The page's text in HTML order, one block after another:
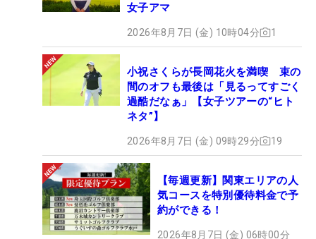
女子アマ
2026年8月7日 (金) 10時04分 1
小祝さくらが長岡花火を満喫 束の
間のオフも最後は「見るってすごく
過酷だなぁ」【女子ツアーの“ヒト
ネタ”】
2026年8月7日 (金) 09時29分 19
【毎週更新】関東エリアの人
気コースを特別優待料金で予
約ができる！
2026年8月7日 (金) 06時00分